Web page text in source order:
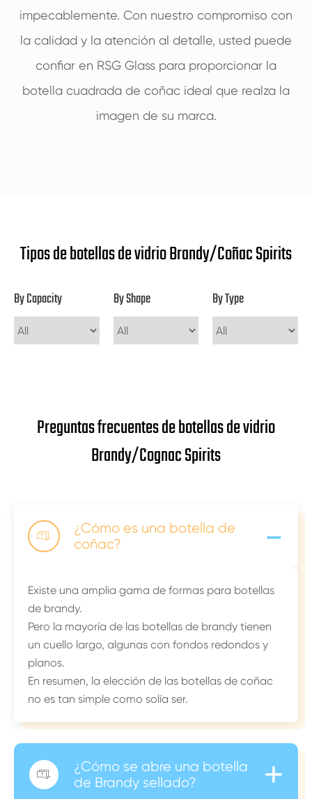
impecablemente. Con nuestro compromiso con
la calidad y la atención al detalle, usted puede
confiar en RSG Glass para proporcionar la
botella cuadrada de coñac ideal que realza la
imagen de su marca.
Tipos de botellas de vidrio Brandy/Coñac Spirits
By Capacity By Shape By Type
Preguntas frecuentes de botellas de vidrio
Brandy/Cognac Spirits

¿Cómo es una botella de
coñac?
-
Existe una amplia gama de formas para botellas
de brandy.
Pero la mayoría de las botellas de brandy tienen
un cuello largo, algunas con fondos redondos y
planos.
En resumen, la elección de las botellas de coñac
no es tan simple como solía ser.

¿Cómo se abre una botella
de Brandy sellado?
+